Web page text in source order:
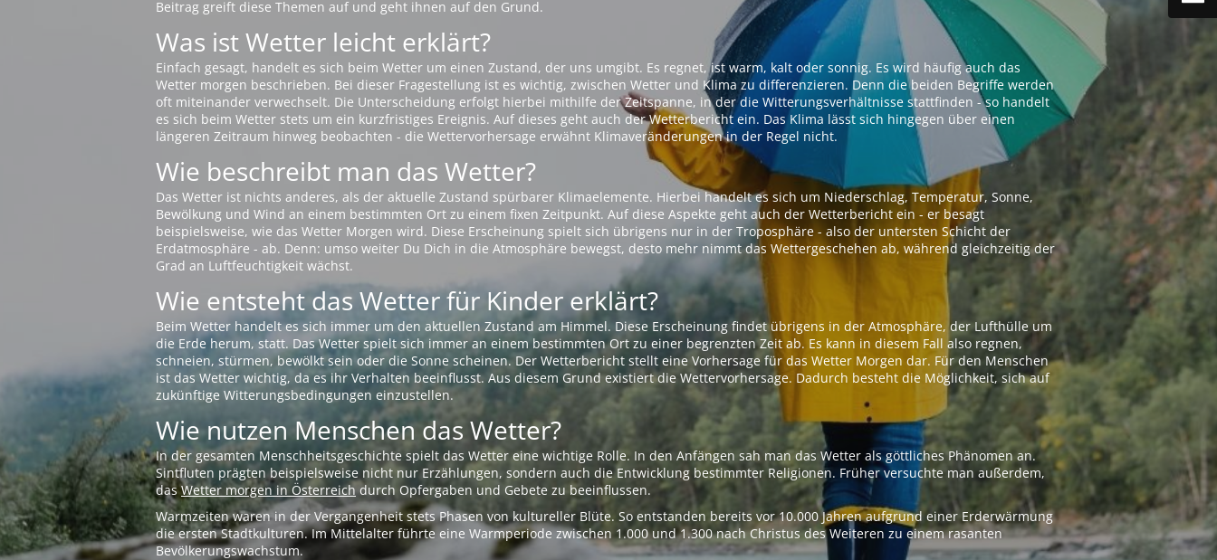
Beitrag greift diese Themen auf und geht ihnen auf den Grund.
Was ist Wetter leicht erklärt?
Einfach gesagt, handelt es sich beim Wetter um einen Zustand, der uns umgibt. Es regnet, ist warm, kalt oder sonnig. Es wird häufig auch das
Wetter morgen beschrieben. Bei dieser Fragestellung ist es wichtig, zwischen Wetter und Klima zu differenzieren. Denn die beiden Begriffe werden
oft miteinander verwechselt. Die Unterscheidung erfolgt hierbei mithilfe der Zeitspanne, in der die Witterungsverhältnisse stattfinden - so handelt
es sich beim Wetter stets um ein kurzfristiges Ereignis. Auf dieses geht auch der Wetterbericht ein. Das Klima lässt sich hingegen über einen
längeren Zeitraum hinweg beobachten - die Wettervorhersage erwähnt Klimaveränderungen in der Regel nicht.
Wie beschreibt man das Wetter?
Das Wetter ist nichts anderes, als der aktuelle Zustand spürbarer Klimaelemente. Hierbei handelt es sich um Niederschlag, Temperatur, Sonne,
Bewölkung und Wind an einem bestimmten Ort zu einem fixen Zeitpunkt. Auf diese Aspekte geht auch der Wetterbericht ein - er besagt
beispielsweise, wie das Wetter Morgen wird. Diese Erscheinung spielt sich übrigens nur in der Troposphäre - also der untersten Schicht der
Erdatmosphäre - ab. Denn: umso weiter Du Dich in die Atmosphäre bewegst, desto mehr nimmt das Wettergeschehen ab, während gleichzeitig der
Grad an Luftfeuchtigkeit wächst.
Wie entsteht das Wetter für Kinder erklärt?
Beim Wetter handelt es sich immer um den aktuellen Zustand am Himmel. Diese Erscheinung findet übrigens in der Atmosphäre, der Lufthülle um
die Erde herum, statt. Das Wetter spielt sich immer an einem bestimmten Ort zu einer begrenzten Zeit ab. Es kann in diesem Fall also regnen,
schneien, stürmen, bewölkt sein oder die Sonne scheinen. Der Wetterbericht stellt eine Vorhersage für das Wetter Morgen dar. Für den Menschen
ist das Wetter wichtig, da es ihr Verhalten beeinflusst. Aus diesem Grund existiert die Wettervorhersage. Dadurch besteht die Möglichkeit, sich auf
zukünftige Witterungsbedingungen einzustellen.
Wie nutzen Menschen das Wetter?
In der gesamten Menschheitsgeschichte spielt das Wetter eine wichtige Rolle. In den Anfängen sah man das Wetter als göttliches Phänomen an.
Sintfluten prägten beispielsweise nicht nur Erzählungen, sondern auch die Entwicklung bestimmter Religionen. Früher versuchte man außerdem,
dasWetter morgen in Österreichdurch Opfergaben und Gebete zu beeinflussen.
Warmzeiten waren in der Vergangenheit stets Phasen von kultureller Blüte. So entstanden bereits vor 10.000 Jahren aufgrund einer Erderwärmung
die ersten Stadtkulturen. Im Mittelalter führte eine Warmperiode zwischen 1.000 und 1.300 nach Christus des Weiteren zu einem rasanten
Bevölkerungswachstum.